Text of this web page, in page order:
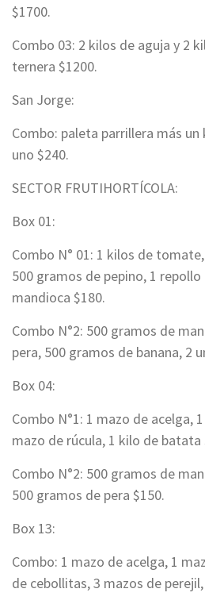
$1700.
Combo 03: 2 kilos de aguja y 2
ternera $1200.
San Jorge:
Combo: paleta parrillera más
uno $240.
SECTOR FRUTIHORTÍCOLA:
Box 01:
Combo N° 01: 1 kilos de
500 gramos de pepino, 1
mandioca $180.
Combo N°2: 500 gramos de
pera, 500 gramos de banana, 2
Box 04:
Combo N°1: 1 mazo de acelga,
mazo de rúcula, 1 kilo de batata
Combo N°2: 500 gramos de
500 gramos de pera $150.
Box 13:
Combo: 1 mazo de acelga, 1
de cebollitas, 3 mazos de